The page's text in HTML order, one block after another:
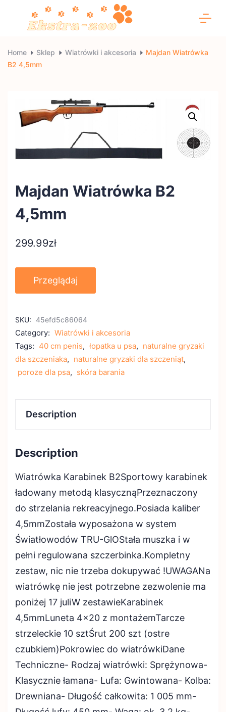
Ekstra-
zoo
Home Sklep Wiatrówki i akcesoria
Majdan Wiatrówka
B2 4,5mm
Majdan Wiatrówka B2
4,5mm
299.99zł
Przeglądaj
SKU: 45efd5c86064
Category: Wiatrówki i akcesoria
Tags: 40 cm penis, łopatka u psa, naturalne gryzaki
dla szczeniaka, naturalne gryzaki dla szczeniąt,
poroze dla psa, skóra barania
Description
Description
Wiatrówka Karabinek B2Sportowy karabinek
ładowany metodą klasycznąPrzeznaczony
do strzelania rekreacyjnego.Posiada kaliber
4,5mmZostała wyposażona w system
Światłowodów TRU-GlOStała muszka i w
pełni regulowana szczerbinka.Kompletny
zestaw, nic nie trzeba dokupywać !UWAGANa
wiatrówkę nie jest potrzebne zezwolenie ma
poniżej 17 juliW zestawieKarabinek
4,5mmLuneta 4×20 z montażemTarcze
strzeleckie 10 sztŚrut 200 szt (ostre
czubkiem)Pokrowiec do wiatrówkiDane
Techniczne- Rodzaj wiatrówki: Sprężynowa-
Klasycznie łamana- Lufa: Gwintowana- Kolba:
Drewniana- Długość całkowita: 1 005 mm-